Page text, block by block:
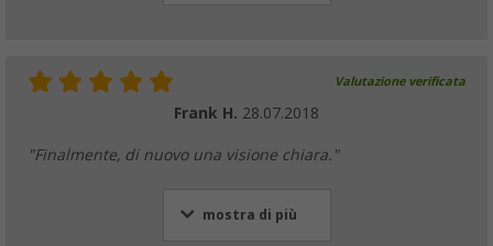
Valutazione verificata
Frank H. 28.07.2018
"Finalmente, di nuovo una visione chiara."
mostra di più